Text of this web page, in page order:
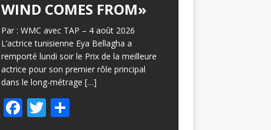
WIND COMES FROM»
Par : WMC avec TAP – 4 août 2026
L’actrice tunisienne Eya Bellagha a
remporté lundi soir le Prix de la meilleure
actrice pour son premier rôle principal
dans le long-métrage […]
F T P